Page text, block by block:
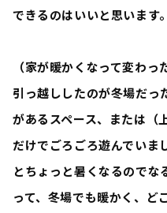
できるのはいいと思います。
（家が暖かくなって変わっ
引っ越ししたのが冬場だっ
があるスペース、または（
だけでごろごろ遊んでいま
とちょっと暑くなるのでな
って、冬場でも暖かく、ど